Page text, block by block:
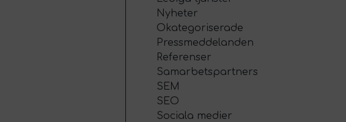
Nyheter
Okategoriserade
Pressmeddelanden
Referenser
Samarbetspartners
SEM
SEO
Sociala medier